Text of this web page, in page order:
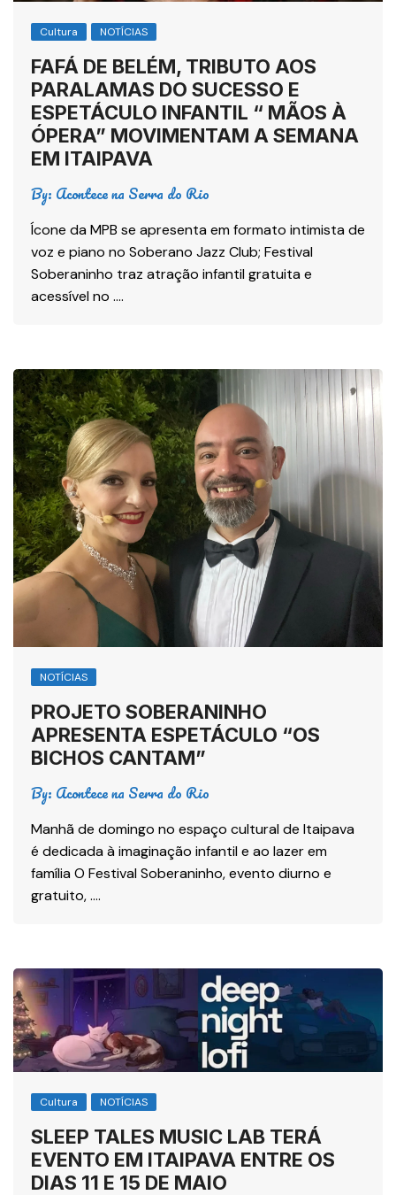
Cultura NOTÍCIAS
FAFÁ DE BELÉM, TRIBUTO AOS
PARALAMAS DO SUCESSO E
ESPETÁCULO INFANTIL “ MÃOS À
ÓPERA” MOVIMENTAM A SEMANA
EM ITAIPAVA
By: Acontece na Serra do Rio
Ícone da MPB se apresenta em formato intimista de
voz e piano no Soberano Jazz Club; Festival
Soberaninho traz atração infantil gratuita e
acessível no ….
NOTÍCIAS
PROJETO SOBERANINHO
APRESENTA ESPETÁCULO “OS
BICHOS CANTAM”
By: Acontece na Serra do Rio
Manhã de domingo no espaço cultural de Itaipava
é dedicada à imaginação infantil e ao lazer em
família O Festival Soberaninho, evento diurno e
gratuito, ….
Cultura NOTÍCIAS
SLEEP TALES MUSIC LAB TERÁ
EVENTO EM ITAIPAVA ENTRE OS
DIAS 11 E 15 DE MAIO